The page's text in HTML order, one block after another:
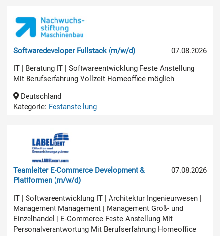
07.08.2026
Softwaredeveloper Fullstack (m/w/d)
IT | Beratung IT | Softwareentwicklung Feste Anstellung
Mit Berufserfahrung Vollzeit Homeoffice möglich
Deutschland
Kategorie: Festanstellung
07.08.2026
Teamleiter E-Commerce Development &
Plattformen (m/w/d)
IT | Softwareentwicklung IT | Architektur Ingenieurwesen |
Management Management | Management Groß- und
Einzelhandel | E-Commerce Feste Anstellung Mit
Personalverantwortung Mit Berufserfahrung Homeoffice